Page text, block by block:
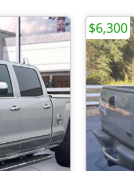
$6,300